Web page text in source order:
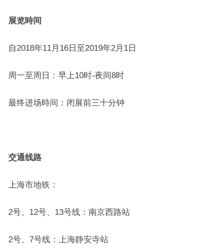
展览時间
自2018年11月16日至2019年2月1日
周一至周日：早上10时-夜间8时
最终进场時间：闭展前三十分钟
交通线路
上海市地铁：
2号、12号、13号线：南京西路站
2号、7号线：上海静安寺站